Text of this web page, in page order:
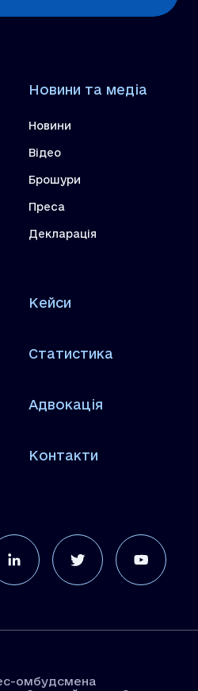
Новини та медіа
Новини
Відео
Брошури
Преса
Декларація
Кейси
Статистика
Адвокація
Контакти
омбудсмена